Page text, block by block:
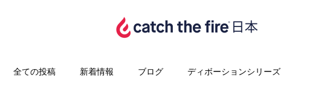
全ての投稿 新着情報 ブログ ディボーションシリーズ